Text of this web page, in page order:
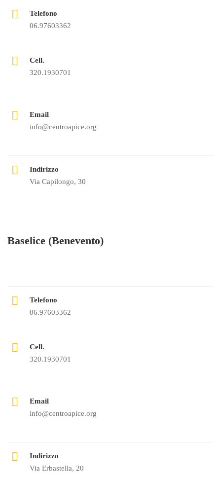
Telefono
06.97603362
Cell.
320.1930701
Email
info@centroapice.org
Indirizzo
Via Capilongo, 30
Baselice (Benevento)
Telefono
06.97603362
Cell.
320.1930701
Email
info@centroapice.org
Indirizzo
Via Erbastella, 20